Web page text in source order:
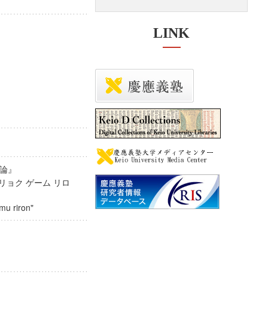
論』
ョク ゲーム リロ
riron"
LINK